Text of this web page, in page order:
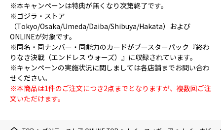
※本キャンペーンは特典が無くなり次第終了です。
※ゴジラ・ストア
（Tokyo/Osaka/Umeda/Daiba/Shibuya/Hakata）および
ONLINEが対象です。
※同名・同ナンバー・同能力のカードがブースターパック『終わ
りなき決戦（エンドレス ウォーズ）』に収録されています。
※キャンペーンの実施状況に関しましては各店舗までお問い合わ
せください。
※本商品は1件のご注文につき2点までとなりますが、複数回ご注
文いただけます。